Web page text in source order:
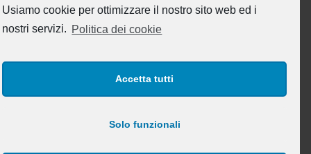
Usiamo cookie per ottimizzare il nostro sito web ed i
nostri servizi. Politica dei cookie
Accetta tutti
Solo funzionali
I NOSTRI ORARI DI UFFICIO